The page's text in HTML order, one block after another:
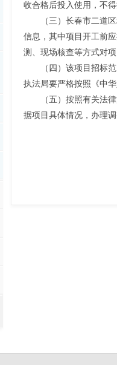
收合格后投入使用，不
（三）长春市二道
信息，其中项目开工前
测、现场核查等方式对
（四）该项目招标
执法局要严格按照《中
（五）按照有关法
据项目具体情况，办理